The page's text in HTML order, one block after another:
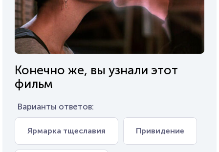
Конечно же, вы узнали этот
фильм
Варианты ответов:
Ярмарка тщеславия Привидение